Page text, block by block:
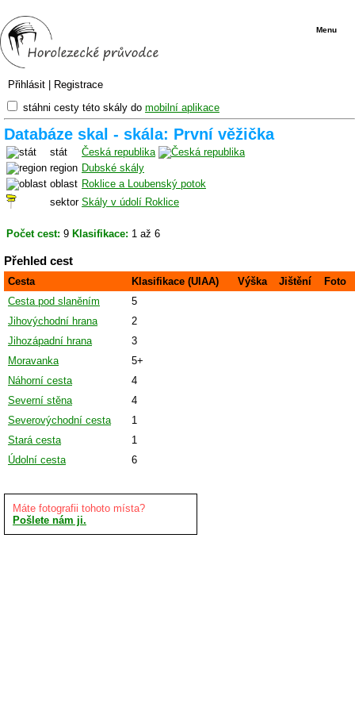
Přihlásit Registrace
Menu
stáhni cesty této skály do mobilní aplikace
Databáze skal - skála: První věžička
stát
Česká republika
region Dubské skály
oblast Roklice a Loubenský potok
sektor Skály v údolí Roklice
Počet cest: 9 Klasifikace: 1 až 6
Přehled cest
Cesta Klasifikace (UIAA) Výška Jištění
Foto
Cesta pod slaněním
5
Jihovýchodní hrana
2
Jihozápadní hrana
3
Moravanka
5+
Náhorní cesta
4
Severní stěna
4
Severovýchodní cesta
1
Stará cesta
1
Údolní cesta
6
Máte fotografii tohoto místa?
Pošlete nám ji.